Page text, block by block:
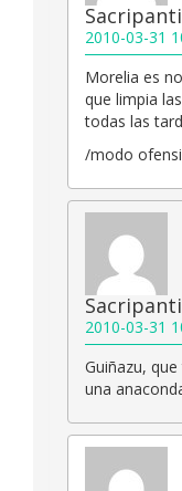
2010-03-31
Morelia es
que limpia
todas las
/modo
2010-03-31
Guiñazu,
una